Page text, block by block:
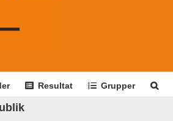
Resultat Grupper